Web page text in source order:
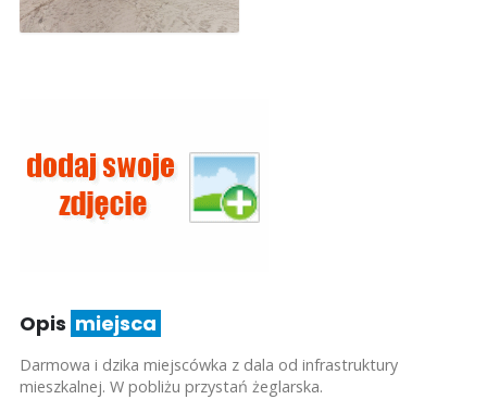
Opis miejsca
Darmowa i dzika miejscówka z dala od infrastruktury
mieszkalnej. W pobliżu przystań żeglarska.